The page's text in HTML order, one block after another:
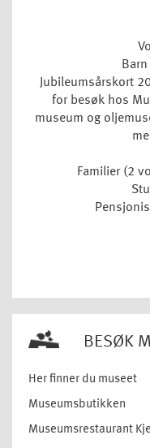
Jubileumsårskort
for besøk hos
museum og
Familier (2
BESØK
Her finner du museet
Museumsbutikken
Museumsrestaurant